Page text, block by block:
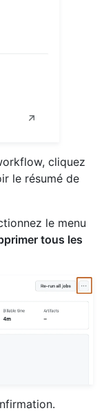
cliquez
le résumé de
le menu
tous les